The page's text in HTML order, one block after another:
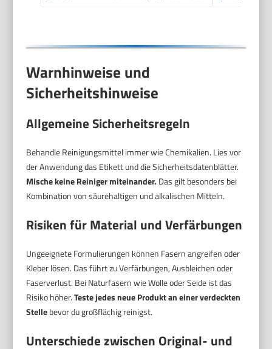
Warnhinweise und
Sicherheitshinweise
Allgemeine Sicherheitsregeln
Behandle Reinigungsmittel immer wie Chemikalien. Lies vor
der Anwendung das Etikett und die Sicherheitsdatenblätter.
Mische keine Reiniger miteinander. Das gilt besonders bei
Kombination von säurehaltigen und alkalischen Mitteln.
Risiken für Material und Verfärbungen
Ungeeignete Formulierungen können Fasern angreifen oder
Kleber lösen. Das führt zu Verfärbungen, Ausbleichen oder
Faserverlust. Bei Naturfasern wie Wolle oder Seide ist das
Risiko höher.Teste jedes neue Produkt an einer verdeckten
Stellebevor du großflächig reinigst.
Unterschiede zwischen Original- und